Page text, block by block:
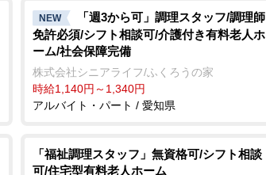
NEW
「週3から可」調理スタッフ/調理師
免許必須/シフト相談可/介護付き有料老人ホ
ーム/社会保障完備
株式会社シニアライフ/ふくろうの家
時給1,140円～1,340円
アルバイト・パート / 愛知県
「福祉調理スタッフ」無資格可/シフト相談
可/住宅型有料老人ホーム